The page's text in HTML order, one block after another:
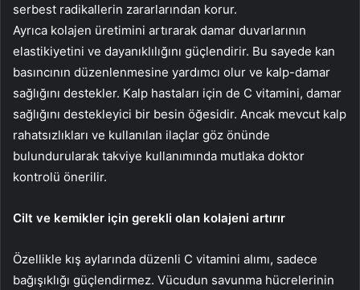
serbest radikallerin zararlarından korur.
Ayrıca kolajen üretimini artırarak damar duvarlarının
elastikiyetini ve dayanıklılığını güçlendirir. Bu sayede kan
basıncının düzenlenmesine yardımcı olur ve kalp-damar
sağlığını destekler. Kalp hastaları için de C vitamini, damar
sağlığını destekleyici bir besin öğesidir. Ancak mevcut kalp
rahatsızlıkları ve kullanılan ilaçlar göz önünde
bulundurularak takviye kullanımında mutlaka doktor
kontrolü önerilir.
Cilt ve kemikler için gerekli olan kolajeni artırır
Özellikle kış aylarında düzenli C vitamini alımı, sadece
bağışıklığı güçlendirmez. Vücudun savunma hücrelerinin